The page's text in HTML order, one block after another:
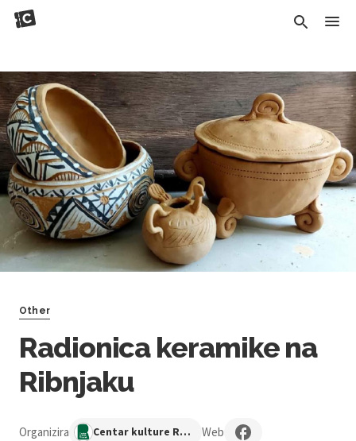
Other
Radionica keramike na
Ribnjaku
Organizira Centar kulture Ribnjak Web